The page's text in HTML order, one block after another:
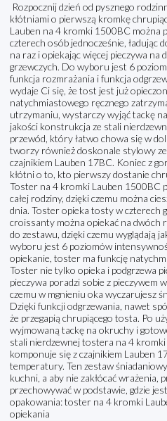
Rozpocznij dzień od pysznego
kłótniami o pierwszą kromkę
Lauben na 4 kromki 1500BC można
czterech osób jednocześnie, ładując
na raz i opiekając więcej pieczywa na
grzewczych. Do wyboru jest 6
funkcja rozmrażania i funkcja
wydaje Ci się, że tost jest już
natychmiastowego ręcznego
utrzymaniu, wystarczy wyjąć tackę
jakości konstrukcja ze stali
przewód, który łatwo chowa się w
tworzy również doskonale stylowy
czajnikiem Lauben 17BC. Koniec z
kłótni o to, kto pierwszy dostanie
Toster na 4 kromki Lauben 1500BC
całej rodziny, dzięki czemu można
dnia. Toster opieka tosty w czterech
croissanty można opiekać na dwóch
do zestawu, dzięki czemu wyglądają
wyboru jest 6 poziomów
opiekanie, toster ma funkcję
Toster nie tylko opieka i podgrzewa
pieczywa poradzi sobie z pieczywem
czemu w mgnieniu oka wyczarujesz
Dzięki funkcji odgrzewania, nawet
że przegapią chrupiącego tosta. Po
wyjmowaną tackę na okruchy i
stali nierdzewnej tostera na 4
komponuje się z czajnikiem Lauben
temperatury. Ten zestaw
kuchni, a aby nie zakłócać wrażenia,
przechowywać w podstawie, gdzie
opakowania: toster na 4 kromki
opiekania